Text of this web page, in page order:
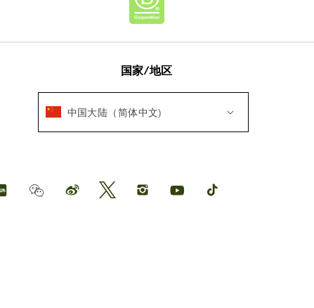
国家/地区
中国大陆（简体中文)
Longchamp
on
WeichatLongchamp
on
Longchamp
on
Longchamp
on
Longchamp
on
Longchamp
on